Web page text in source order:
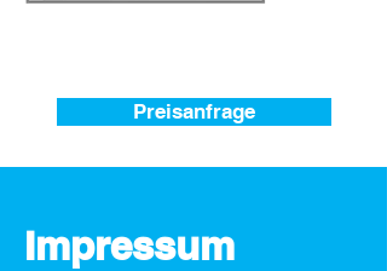
Preisanfrage
Impressum